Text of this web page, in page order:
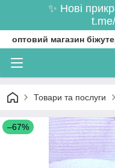
✨ Нові
оптовий магазин
Товари та послуги
–67%